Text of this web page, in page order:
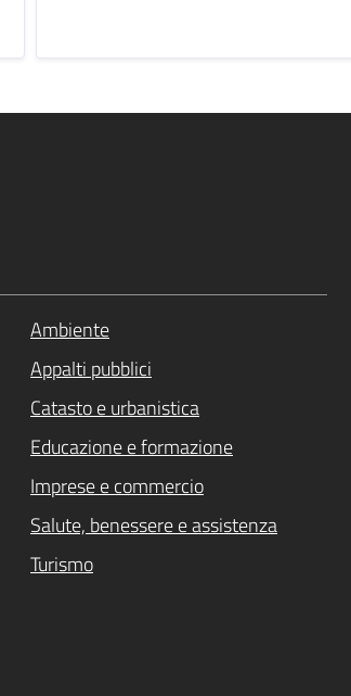
Ambiente
Appalti pubblici
Catasto e urbanistica
Educazione e formazione
Imprese e commercio
Salute, benessere e assistenza
Turismo